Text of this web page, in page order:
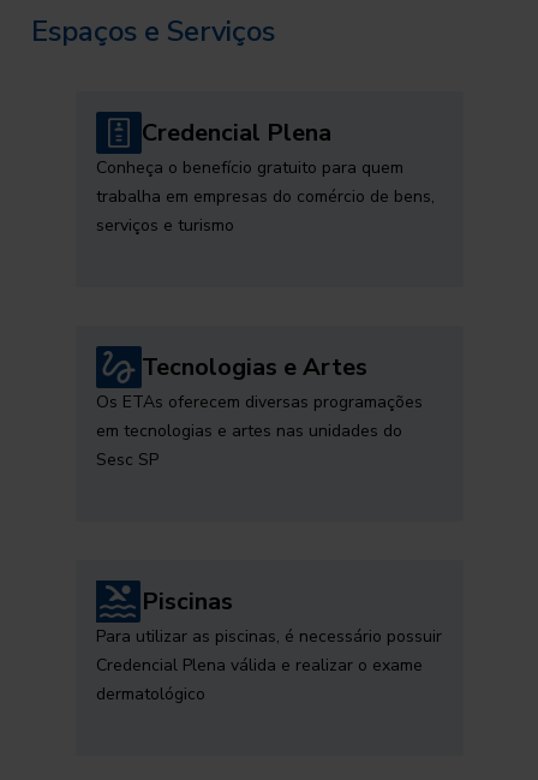
Espaços e Serviços
Credencial Plena
Conheça o benefício gratuito para quem
trabalha em empresas do comércio de bens,
serviços e turismo
Tecnologias e Artes
Os ETAs oferecem diversas programações
em tecnologias e artes nas unidades do
Sesc SP
Piscinas
Para utilizar as piscinas, é necessário possuir
Credencial Plena válida e realizar o exame
dermatológico